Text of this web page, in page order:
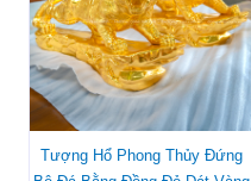
Tượng Hổ Phong Thủy Đứng